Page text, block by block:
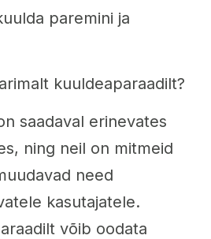
paremini ja
kuuldeaparaadilt?
saadaval erinevates
ning neil on mitmeid
need
kasutajatele.
võib oodata